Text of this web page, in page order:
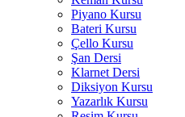
Piyano Kursu
Bateri Kursu
Çello Kursu
Şan Dersi
Klarnet Dersi
Diksiyon Kursu
Yazarlık Kursu